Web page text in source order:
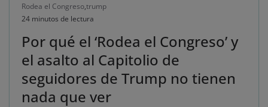
Rodea el Congreso,trump
24 minutos de lectura
Por qué el ‘Rodea el Congreso’ y
el asalto al Capitolio de
seguidores de Trump no tienen
nada que ver